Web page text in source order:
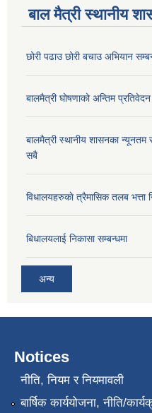
बाल मैत्री स्थानीय
छोरी पढाउ छोरी बचाउ अभियान
बालमैत्री घोषणाको अन्तिम प्रतिवेदन
बालमैत्री स्थानीय शासनका न्यूनतम
सबै
विधालयहरुकाे त्रैमासिक तलब भत्ता
बिधालयलाई निकासा सम्बन्धमा
अन्य
Notices
नीति, नियम र नियमावली
बार्षिक कार्ययोजना, नीति/